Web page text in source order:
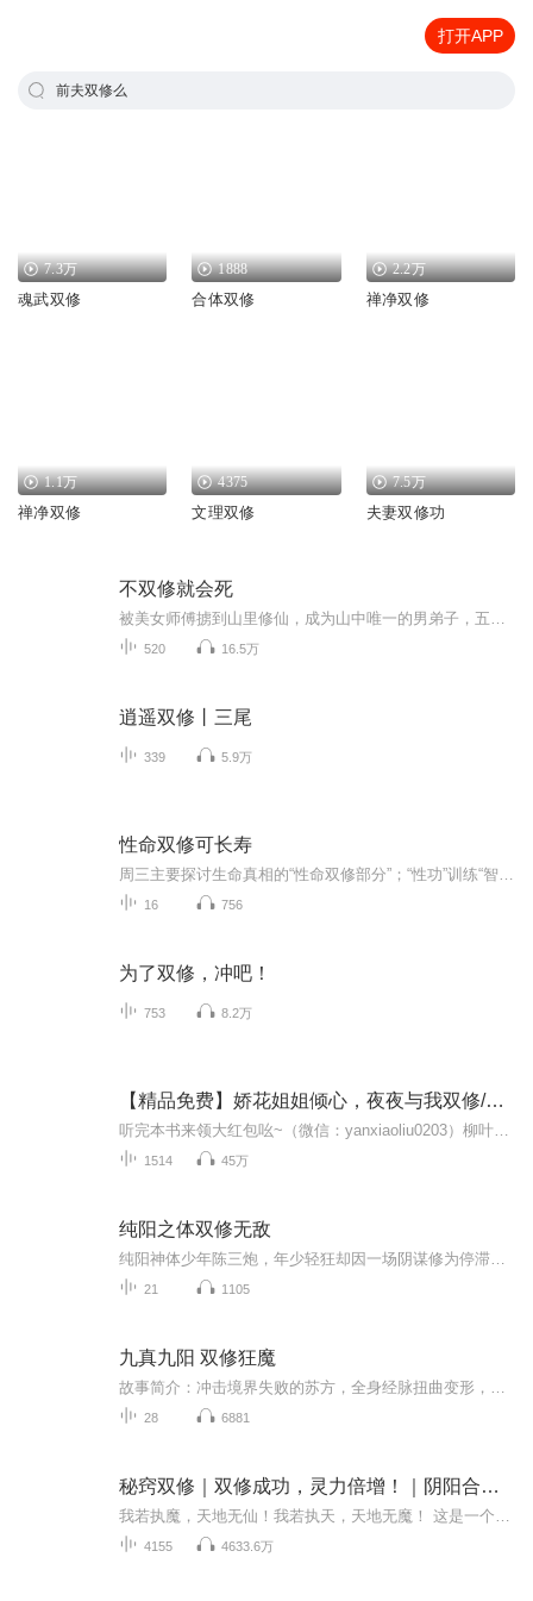
打开APP
前夫双修么
7.3万
魂武双修
1888
合体双修
2.2万
禅净双修
1.1万
禅净双修
4375
文理双修
7.5万
夫妻双修功
不双修就会死
520 16.5万
逍遥双修丨三尾
339 5.9万
性命双修可长寿
16 756
为了双修，冲吧！
753 8.2万
【精品免费】娇花姐姐倾心，夜夜与我双修/双修涨修为
1514 45万
纯阳之体双修无敌
21 1105
九真九阳 双修狂魔
28 6881
秘窍双修｜双修成功，灵力倍增！｜阴阳合和功｜玄幻
4155 4633.6万